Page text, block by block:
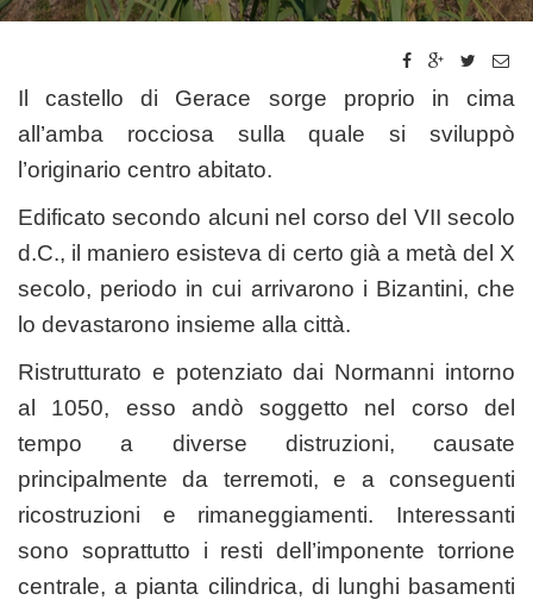
Il castello di Gerace sorge proprio in cima
all’amba rocciosa sulla quale si sviluppò
l’originario centro abitato.
Edificato secondo alcuni nel corso del VII secolo
d.C., il maniero esisteva di certo già a metà del X
secolo, periodo in cui arrivarono i Bizantini, che
lo devastarono insieme alla città.
Ristrutturato e potenziato dai Normanni intorno
al 1050, esso andò soggetto nel corso del
tempo a diverse distruzioni, causate
principalmente da terremoti, e a conseguenti
ricostruzioni e rimaneggiamenti. Interessanti
sono soprattutto i resti dell’imponente torrione
centrale, a pianta cilindrica, di lunghi basamenti